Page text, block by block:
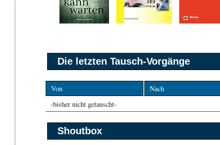
Die letzten Tausch-Vorgänge
Von
Nach
-bisher nicht getauscht-
Shoutbox